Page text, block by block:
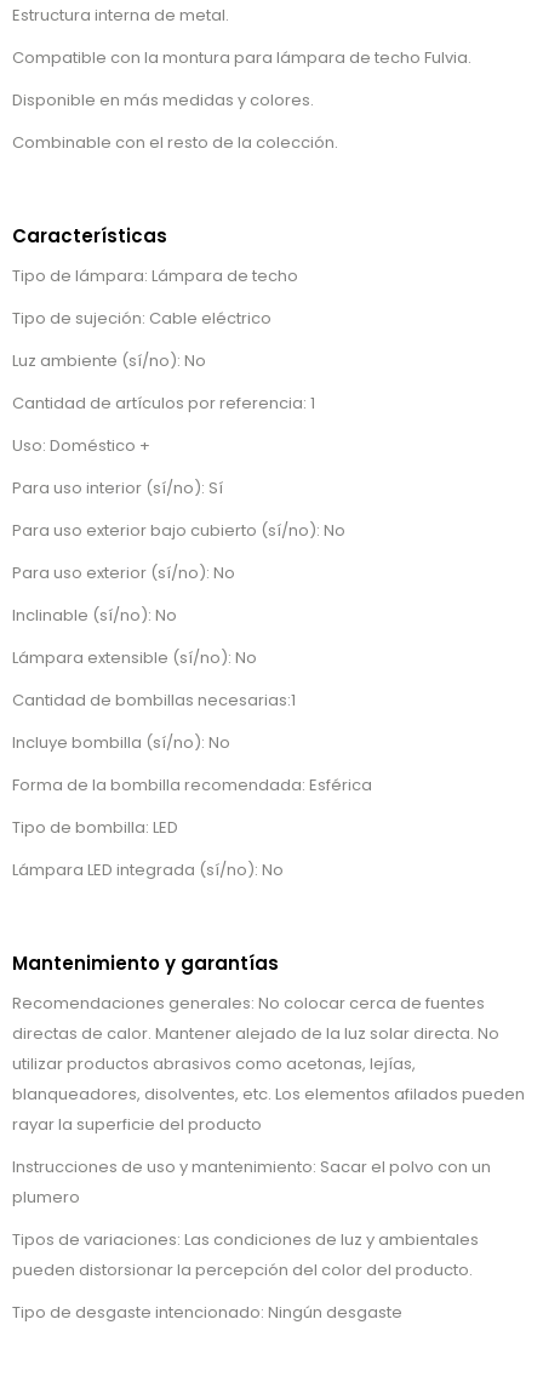
Estructura interna de metal.
Compatible con la montura para lámpara de techo Fulvia.
Disponible en más medidas y colores.
Combinable con el resto de la colección.
Características
Tipo de lámpara: Lámpara de techo
Tipo de sujeción: Cable eléctrico
Luz ambiente (sí/no): No
Cantidad de artículos por referencia: 1
Uso: Doméstico +
Para uso interior (sí/no): Sí
Para uso exterior bajo cubierto (sí/no): No
Para uso exterior (sí/no): No
Inclinable (sí/no): No
Lámpara extensible (sí/no): No
Cantidad de bombillas necesarias:1
Incluye bombilla (sí/no): No
Forma de la bombilla recomendada: Esférica
Tipo de bombilla: LED
Lámpara LED integrada (sí/no): No
Mantenimiento y garantías
Recomendaciones generales: No colocar cerca de fuentes
directas de calor. Mantener alejado de la luz solar directa. No
utilizar productos abrasivos como acetonas, lejías,
blanqueadores, disolventes, etc. Los elementos afilados pueden
rayar la superficie del producto
Instrucciones de uso y mantenimiento: Sacar el polvo con un
plumero
Tipos de variaciones: Las condiciones de luz y ambientales
pueden distorsionar la percepción del color del producto.
Tipo de desgaste intencionado: Ningún desgaste